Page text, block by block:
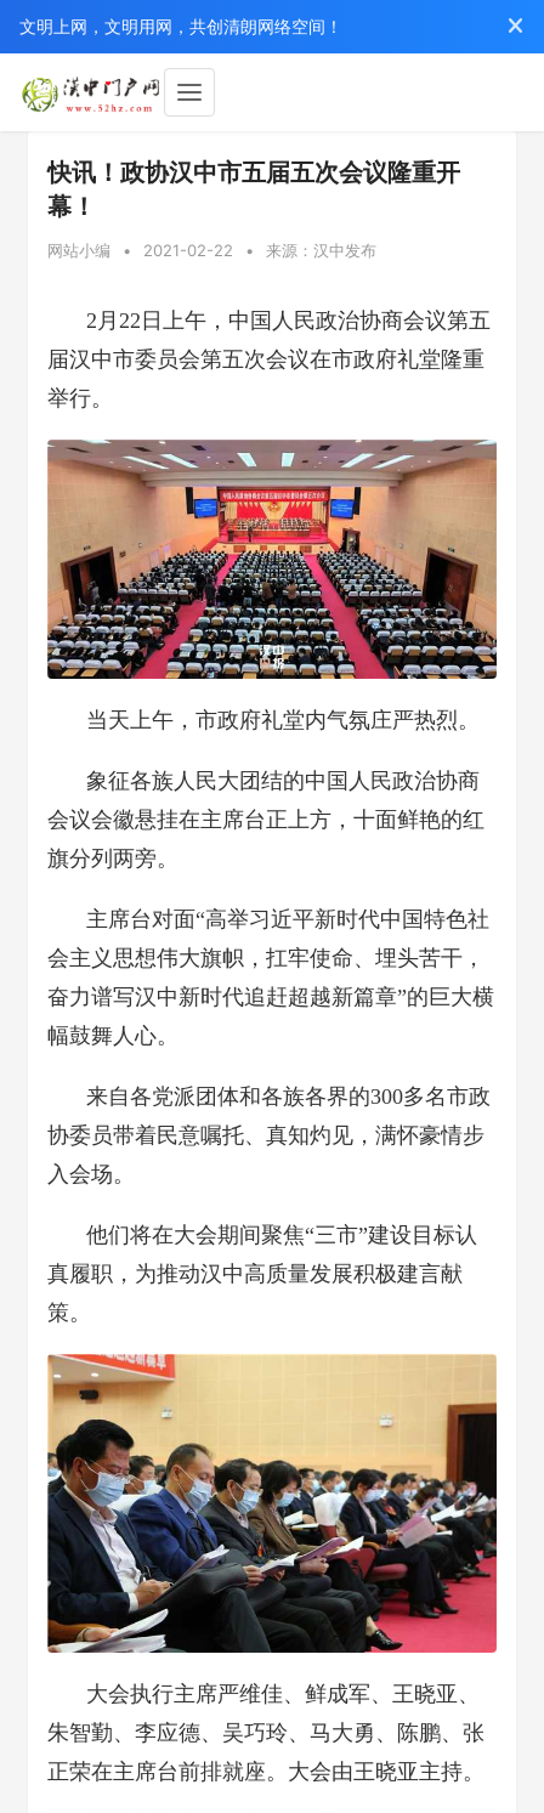
文明上网，文明用网，共创清朗网络空间！
快讯！政协汉中市五届五次会议隆重开
幕！
网站小编 • 2021-02-22 • 来源：汉中发布
2月22日上午，中国人民政治协商会议第五
届汉中市委员会第五次会议在市政府礼堂隆重
举行。
当天上午，市政府礼堂内气氛庄严热烈。
象征各族人民大团结的中国人民政治协商
会议会徽悬挂在主席台正上方，十面鲜艳的红
旗分列两旁。
主席台对面“高举习近平新时代中国特色社
会主义思想伟大旗帜，扛牢使命、埋头苦干，
奋力谱写汉中新时代追赶超越新篇章”的巨大横
幅鼓舞人心。
来自各党派团体和各族各界的300多名市政
协委员带着民意嘱托、真知灼见，满怀豪情步
入会场。
他们将在大会期间聚焦“三市”建设目标认
真履职，为推动汉中高质量发展积极建言献
策。
大会执行主席严维佳、鲜成军、王晓亚、
朱智勤、李应德、吴巧玲、马大勇、陈鹏、张
正荣在主席台前排就座。大会由王晓亚主持。